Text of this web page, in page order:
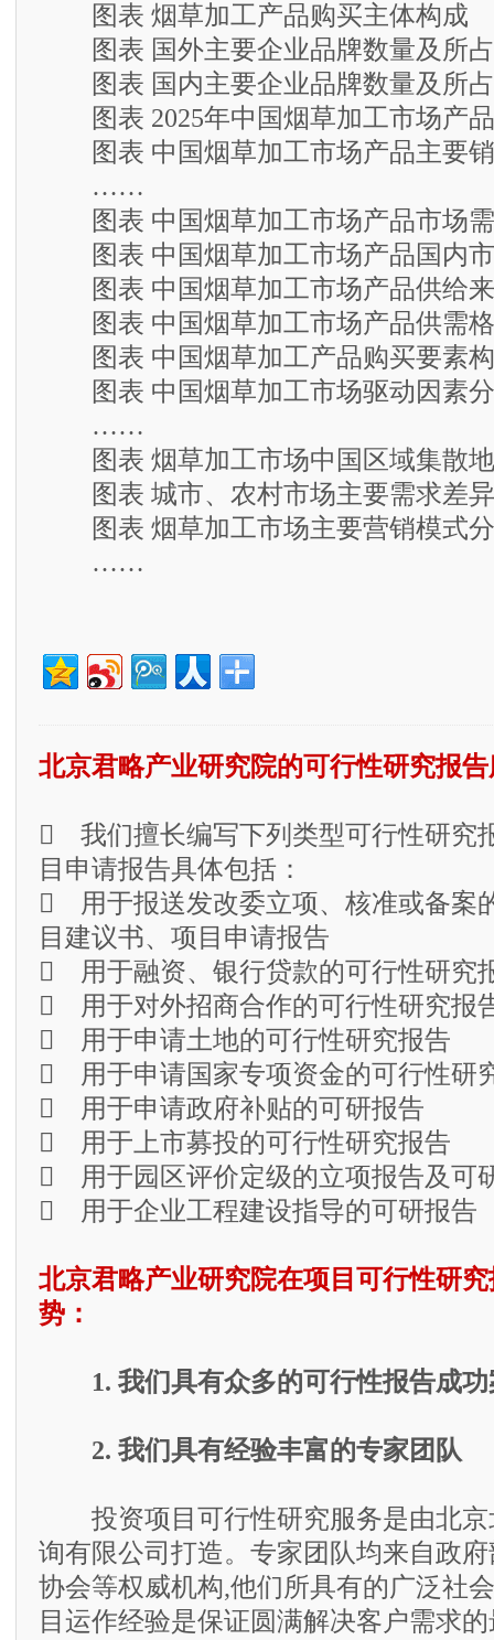
图表 烟草加工产品购买主体构成
图表 国外主要企业品牌数量及所
图表 国内主要企业品牌数量及所
图表 2025年中国烟草加工市场产
图表 中国烟草加工市场产品主要销
……
图表 中国烟草加工市场产品市场
图表 中国烟草加工市场产品国内市
图表 中国烟草加工市场产品供给
图表 中国烟草加工市场产品供需
图表 中国烟草加工产品购买要素
图表 中国烟草加工市场驱动因素
……
图表 烟草加工市场中国区域集散地
图表 城市、农村市场主要需求差
图表 烟草加工市场主要营销模式
……
北京君略产业研究院的可行性研究报
 我们擅长编写下列类型可行性研究
目申请报告具体包括：
 用于报送发改委立项、核准或备案
目建议书、项目申请报告
 用于融资、银行贷款的可行性研究
 用于对外招商合作的可行性研究报
 用于申请土地的可行性研究报告
 用于申请国家专项资金的可行性研
 用于申请政府补贴的可研报告
 用于上市募投的可行性研究报告
 用于园区评价定级的立项报告及可
 用于企业工程建设指导的可研报告
北京君略产业研究院在项目可行性研
势：
1. 我们具有众多的可行性报告成功
2. 我们具有经验丰富的专家团队
投资项目可行性研究服务是由北京
询有限公司打造。专家团队均来自政
协会等权威机构,他们所具有的广泛社
目运作经验是保证圆满解决客户需求